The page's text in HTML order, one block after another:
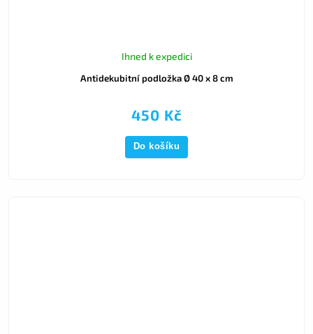
Antidekubitní podložka Ø 40 x 8 cm
Ihned k expedici
450 Kč
Do košíku